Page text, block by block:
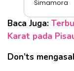
Simamora
Baca Juga:
Karat pada
Don’ts